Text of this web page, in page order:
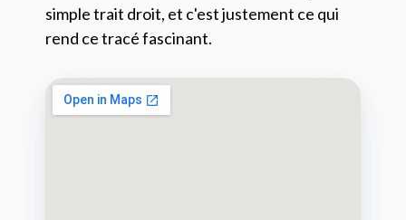
simple trait droit, et c'est justement ce qui
rend ce tracé fascinant.